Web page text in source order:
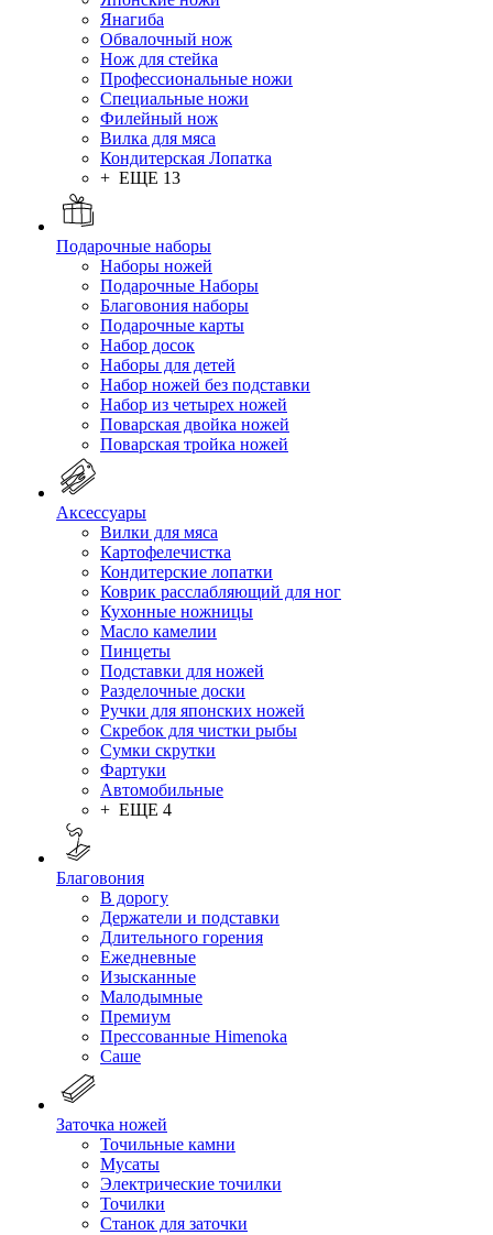
Янагиба
Обвалочный нож
Нож для стейка
Профессиональные ножи
Специальные ножи
Филейный нож
Вилка для мяса
Кондитерская Лопатка
+ ЕЩЕ 13
Подарочные наборы
Наборы ножей
Подарочные Наборы
Благовония наборы
Подарочные карты
Набор досок
Наборы для детей
Набор ножей без подставки
Набор из четырех ножей
Поварская двойка ножей
Поварская тройка ножей
Аксессуары
Вилки для мяса
Картофелечистка
Кондитерские лопатки
Коврик расслабляющий для ног
Кухонные ножницы
Масло камелии
Пинцеты
Подставки для ножей
Разделочные доски
Ручки для японских ножей
Скребок для чистки рыбы
Сумки скрутки
Фартуки
Автомобильные
+ ЕЩЕ 4
Благовония
В дорогу
Держатели и подставки
Длительного горения
Ежедневные
Изысканные
Малодымные
Премиум
Прессованные Himenoka
Саше
Заточка ножей
Точильные камни
Мусаты
Электрические точилки
Точилки
Станок для заточки